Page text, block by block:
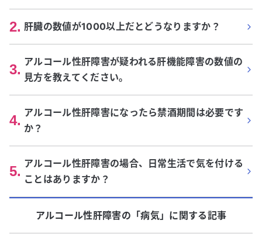
2. 肝臓の数値が1000以上だとどうなりますか？
3. アルコール性肝障害が疑われる肝機能障害の数値の
見方を教えてください。
4. アルコール性肝障害になったら禁酒期間は必要です
か？
5. アルコール性肝障害の場合、日常生活で気を付ける
ことはありますか？
アルコール性肝障害の「病気」に関する記事